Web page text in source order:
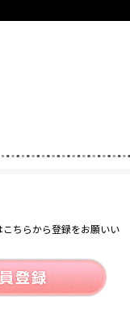
ちらから登録をお願いい